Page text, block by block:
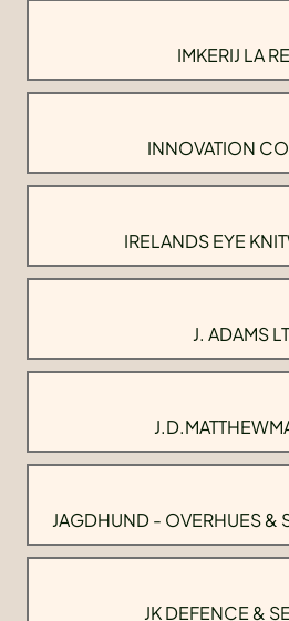
IMKERIJ LA
INNOVATION
IRELANDS EYE
J. ADAMS
JAGDHUND - OVERHUES &
JK DEFENCE &